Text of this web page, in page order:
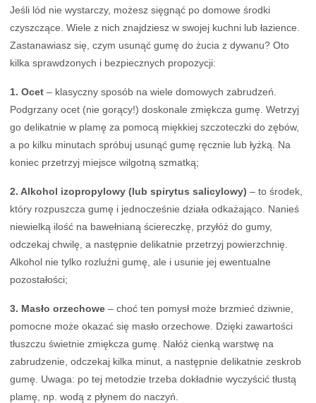
Jeśli lód nie wystarczy, możesz sięgnąć po domowe środki
czyszczące. Wiele z nich znajdziesz w swojej kuchni lub łazience.
Zastanawiasz się, czym usunąć gumę do żucia z dywanu? Oto
kilka sprawdzonych i bezpiecznych propozycji:
1. Ocet – klasyczny sposób na wiele domowych zabrudzeń.
Podgrzany ocet (nie gorący!) doskonale zmiękcza gumę. Wetrzyj
go delikatnie w plamę za pomocą miękkiej szczoteczki do zębów,
a po kilku minutach spróbuj usunąć gumę ręcznie lub łyżką. Na
koniec przetrzyj miejsce wilgotną szmatką;
2. Alkohol izopropylowy (lub spirytus salicylowy) – to środek,
który rozpuszcza gumę i jednocześnie działa odkażająco. Nanieś
niewielką ilość na bawełnianą ściereczkę, przyłóż do gumy,
odczekaj chwilę, a następnie delikatnie przetrzyj powierzchnię.
Alkohol nie tylko rozluźni gumę, ale i usunie jej ewentualne
pozostałości;
3. Masło orzechowe – choć ten pomysł może brzmieć dziwnie,
pomocne może okazać się masło orzechowe. Dzięki zawartości
tłuszczu świetnie zmiękcza gumę. Nałóż cienką warstwę na
zabrudzenie, odczekaj kilka minut, a następnie delikatnie zeskrob
gumę. Uwaga: po tej metodzie trzeba dokładnie wyczyścić tłustą
plamę, np. wodą z płynem do naczyń.